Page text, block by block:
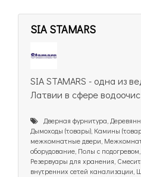
SIA STAMARS
SIA STAMARS - одна из
Латвии в сфере
Дверная фурнитура,
Дымоходы (товары), Камины
межкомнатные двери,
оборудование, Полы с
Резервуары для хранения,
внутренних сетей канализации,